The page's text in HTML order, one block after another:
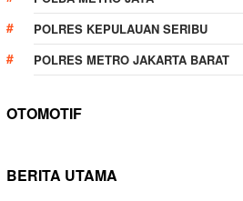
POLRES KEPULAUAN SERIBU
POLRES METRO JAKARTA BARAT
OTOMOTIF
BERITA UTAMA